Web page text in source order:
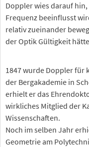
Doppler wies darauf
Frequenz beeinflusst
relativ zueinander
der Optik Gültigkeit
1847 wurde Doppler für
der Bergakademie in
erhielt er das
wirkliches Mitglied der
Wissenschaften.
Noch im selben Jahr
Geometrie am